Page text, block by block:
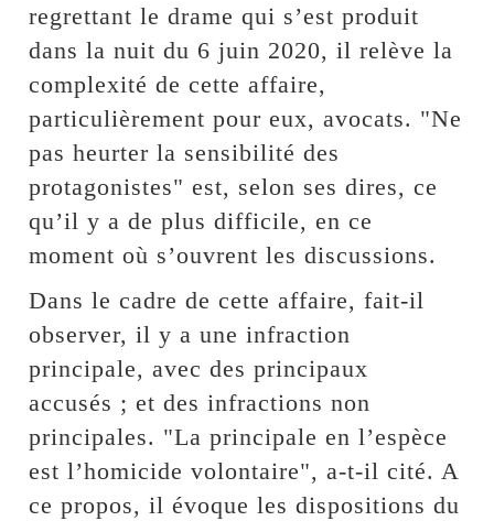
regrettant le drame qui s’est produit
dans la nuit du 6 juin 2020, il relève la
complexité de cette affaire,
particulièrement pour eux, avocats. "Ne
pas heurter la sensibilité des
protagonistes" est, selon ses dires, ce
qu’il y a de plus difficile, en ce
moment où s’ouvrent les discussions.
Dans le cadre de cette affaire, fait-il
observer, il y a une infraction
principale, avec des principaux
accusés ; et des infractions non
principales. "La principale en l’espèce
est l’homicide volontaire", a-t-il cité. A
ce propos, il évoque les dispositions du